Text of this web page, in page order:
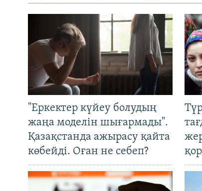
"Еркектер күйеу болудың
жаңа моделін шығармады".
Қазақстанда ажырасу қайта
көбейді. Оған не себеп?